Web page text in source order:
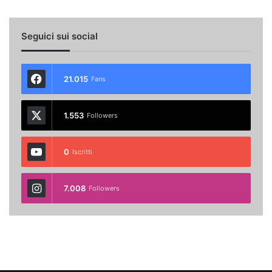
Seguici sui social
21.015 Fans
1.553 Followers
0 Iscritti
7.008 Followers